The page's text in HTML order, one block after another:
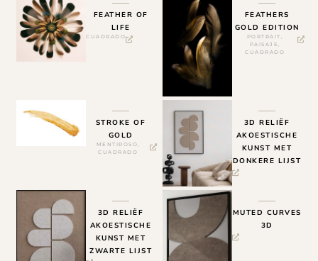
FEATHER OF
LIFE
CUADRADO
FEATHERS
GOLD EDITION
PORTRAIT ,
PAISAJE,
CUADRADO
STROKE OF
GOLD
MENTIROSO,
CUADRADO
3D RELIËF
AKOESTISCHE
KUNST MET
DONKERE LIJST
3D RELIËF
AKOESTISCHE
KUNST MET
ZWARTE LIJST
MUTED CURVES
3D